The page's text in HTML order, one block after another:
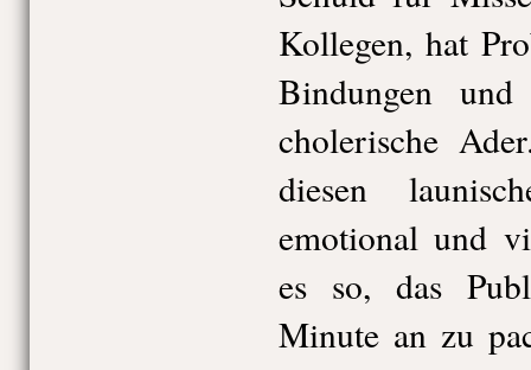
Kollegen, hat
Bindungen
cholerische
diesen
emotional und
es so, das
Minute an zu